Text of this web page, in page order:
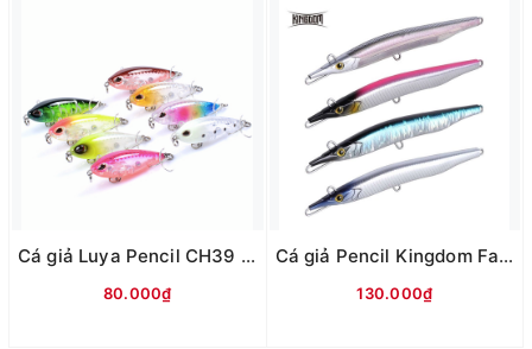
Cá giả Luya Pencil CH39 (3,2g-4,8cm)
80.000₫
Cá giả Pencil Kingdom Far 9504 (100mm-13g)
130.000₫